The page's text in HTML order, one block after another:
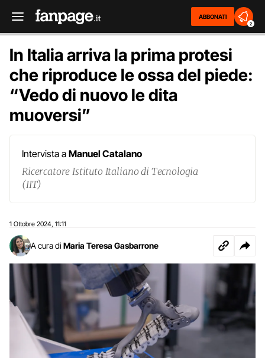
ABBONATI
2
In Italia arriva la prima protesi
che riproduce le ossa del piede:
“Vedo di nuovo le dita
muoversi”
Intervista a Manuel Catalano
Ricercatore Istituto Italiano di Tecnologia
(IIT)
1 Ottobre 2024 11:11
A cura di Maria Teresa Gasbarrone